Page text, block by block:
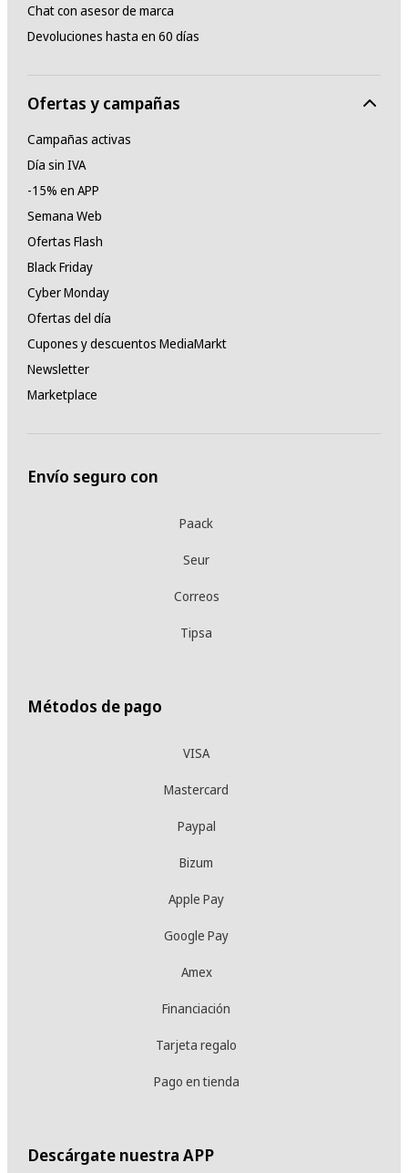
Chat con asesor de marca
Devoluciones hasta en 60 días
Ofertas y campañas
Campañas activas
Día sin IVA
-15% en APP
Semana Web
Ofertas Flash
Black Friday
Cyber Monday
Ofertas del día
Cupones y descuentos MediaMarkt
Newsletter
Marketplace
Envío seguro con
Paack
Seur
Correos
Tipsa
Métodos de pago
VISA
Mastercard
Paypal
Bizum
Apple Pay
Google Pay
Amex
Financiación
Tarjeta regalo
Pago en tienda
Descárgate nuestra APP